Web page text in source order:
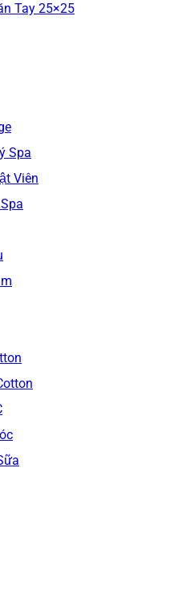
Tay 25×25
Spa
Viên